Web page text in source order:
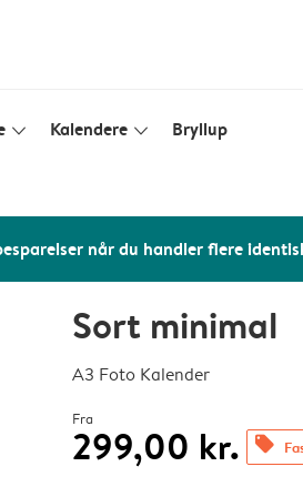
slim_arrow_down Kalendere slim_arrow_down Bryllup
når du handler flere
Sort minimal
A3 Foto Kalender
Fra
299,00 kr. offers